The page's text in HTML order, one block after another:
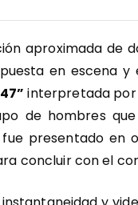
aproximada de
en escena y
interpretada por
de hombres
presentado en
concluir con el